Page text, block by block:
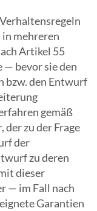
mehreren
Artikel 55
— bevor sie den
bzw. den Entwurf
gemäß
der zu der Frage
der
zu deren
dieser
— im Fall nach
Garantien